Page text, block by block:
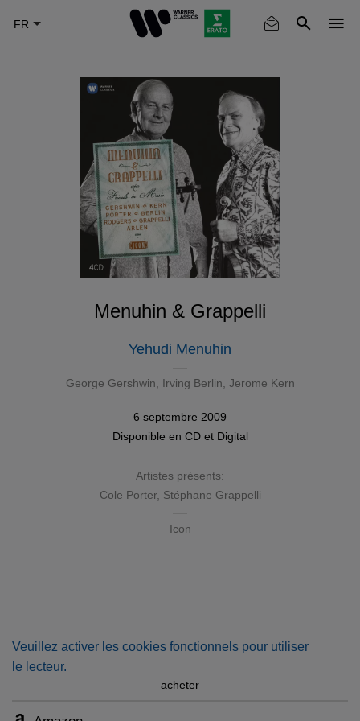
Menuhin & Grappelli
Yehudi Menuhin
George Gershwin Irving Berlin Jerome Kern
6 septembre 2009
Disponible en CDet Digital
Artistes présents:
Cole Porter, Stéphane Grappelli
Icon
Veuillez activer les cookies fonctionnels pour utiliser
le lecteur.
acheter